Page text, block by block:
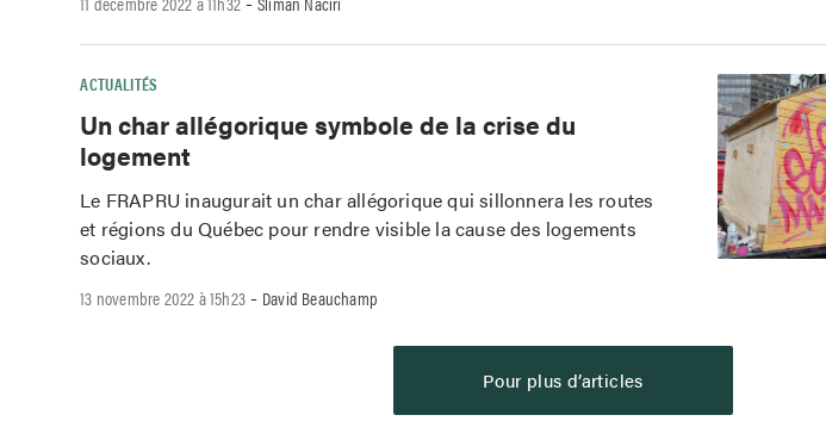
ACTUALITÉS
Un char allégorique symbole de la crise du
logement
Le FRAPRU inaugurait un char allégorique qui sillonnera les routes
et régions du Québec pour rendre visible la cause des logements
sociaux.
13 novembre 2022 à 15h23 - David Beauchamp
Pour plus d’articles